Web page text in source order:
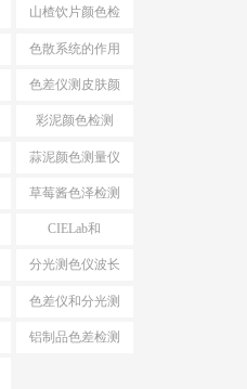
仪
山楂饮片颜色检
测仪器
色散系统的作用
色差仪测皮肤颜
色
彩泥颜色检测
蒜泥颜色测量仪
草莓酱色泽检测
仪
CIELab和
HunterLab
分光测色仪波长
间隔
色差仪和分光测
色仪区别
铝制品色差检测